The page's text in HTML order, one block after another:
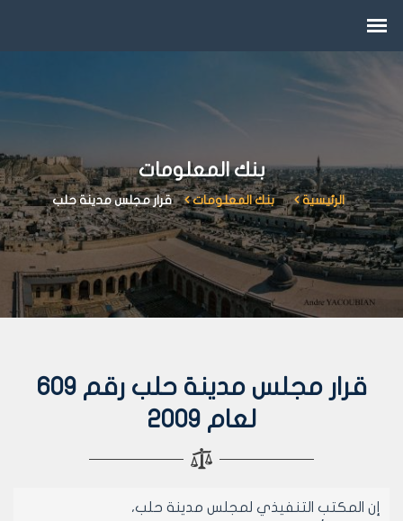
بنك المعلومات
الرئيسية بنك المعلومات قرار مجلس مدينة حلب
قرار مجلس مدينة حلب رقم 609
لعام 2009
إن المكتب التنفيذي لمجلس مدينة حلب،